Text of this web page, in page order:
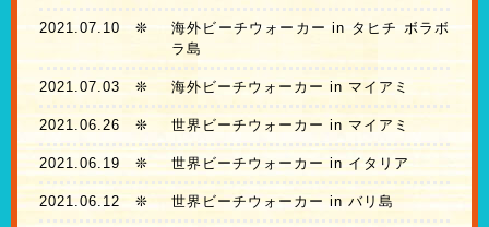
2021.07.10 ❊
海外ビーチウォーカー in タヒチ ボラボ
ラ島
2021.07.03 ❊ 海外ビーチウォーカー in マイアミ
2021.06.26 ❊ 世界ビーチウォーカー in マイアミ
2021.06.19 ❊ 世界ビーチウォーカー in イタリア
2021.06.12❊ 世界ビーチウォーカー in バリ島